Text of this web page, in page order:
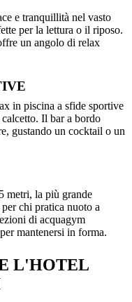
e tranquillità nel vasto
per la lettura o il riposo.
un angolo di relax
in piscina a sfide sportive
Il bar a bordo
gustando un cocktail o un
metri, la più grande
chi pratica nuoto a
di acquagym
mantenersi in forma.
L'HOTEL